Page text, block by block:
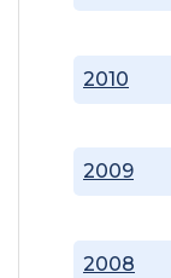
2008
2009
2010